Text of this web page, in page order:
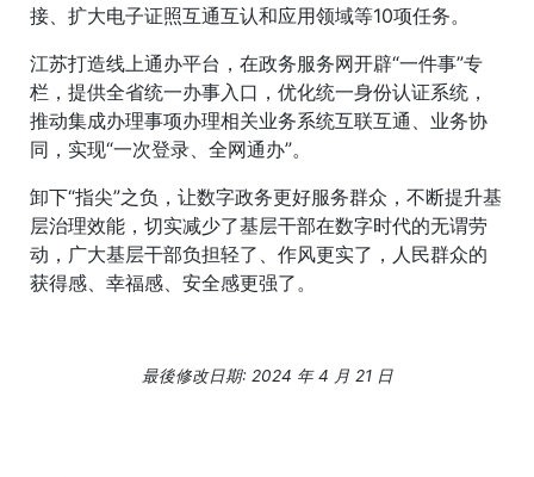
接、扩大电子证照互通互认和应用领域等10项任务。
江苏打造线上通办平台，在政务服务网开辟“一件事”专
栏，提供全省统一办事入口，优化统一身份认证系统，
推动集成办理事项办理相关业务系统互联互通、业务协
同，实现“一次登录、全网通办”。
卸下“指尖”之负，让数字政务更好服务群众，不断提升基
层治理效能，切实减少了基层干部在数字时代的无谓劳
动，广大基层干部负担轻了、作风更实了，人民群众的
获得感、幸福感、安全感更强了。
最後修改日期: 2024 年 4 月 21 日